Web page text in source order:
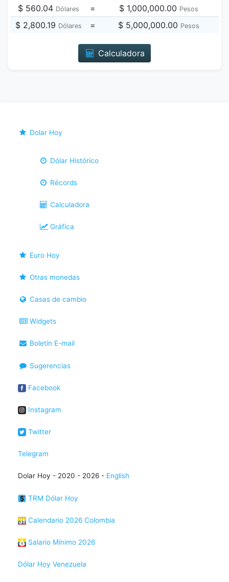
$ 560.04 Dólares = $ 1,000,000.00 Pesos
$ 2,800.19 Dólares = $ 5,000,000.00 Pesos
Calculadora
Dolar Hoy
Dólar Histórico
Récords
Calculadora
Gráfica
Euro Hoy
Otras monedas
Casas de cambio
Widgets
Boletín E-mail
Sugerencias
Facebook
Instagram
Twitter
Telegram
Dolar Hoy - 2020 - 2026 - English
TRM Dólar Hoy
Calendario 2026 Colombia
Salario Mínimo 2026
Dólar Hoy Venezuela